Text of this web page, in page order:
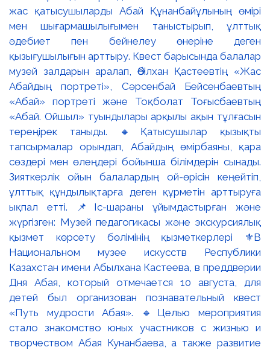
жас қатысушыларды Абай Құнанбайұлының өмірі
мен шығармашылығымен таныстырып, ұлттық
әдебиет пен бейнелеу өнеріне деген
қызығушылығын арттыру. Квест барысында балалар
музей залдарын аралап, Әбілхан Қастеевтің «Жас
Абайдың портреті», Сәрсенбай Бейсенбаевтың
«Абай» портреті және Тоқболат Тоғысбаевтың
«Абай. Ойшыл» туындылары арқылы ақын тұлғасын
тереңірек таныды. 🔸Қатысушылар қызықты
тапсырмалар орындап, Абайдың өмірбаяны, қара
сөздері мен өлеңдері бойынша білімдерін сынады.
Зияткерлік ойын балалардың ой-өрісін кеңейтіп,
ұлттық құндылықтарға деген құрметін арттыруға
ықпал етті. 📌Іс-шараны ұйымдастырған және
жүргізген: Музей педагогикасы және экскурсиялық
қызмет көрсету бөлімінің қызметкерлері ⚜️В
Национальном музее искусств Республики
Казахстан имени Абылхана Кастеева, в преддверии
Дня Абая, который отмечается 10 августа, для
детей был организован познавательный квест
«Путь мудрости Абая». 🔹Целью мероприятия
стало знакомство юных участников с жизнью и
творчеством Абая Кунанбаева, а также развитие